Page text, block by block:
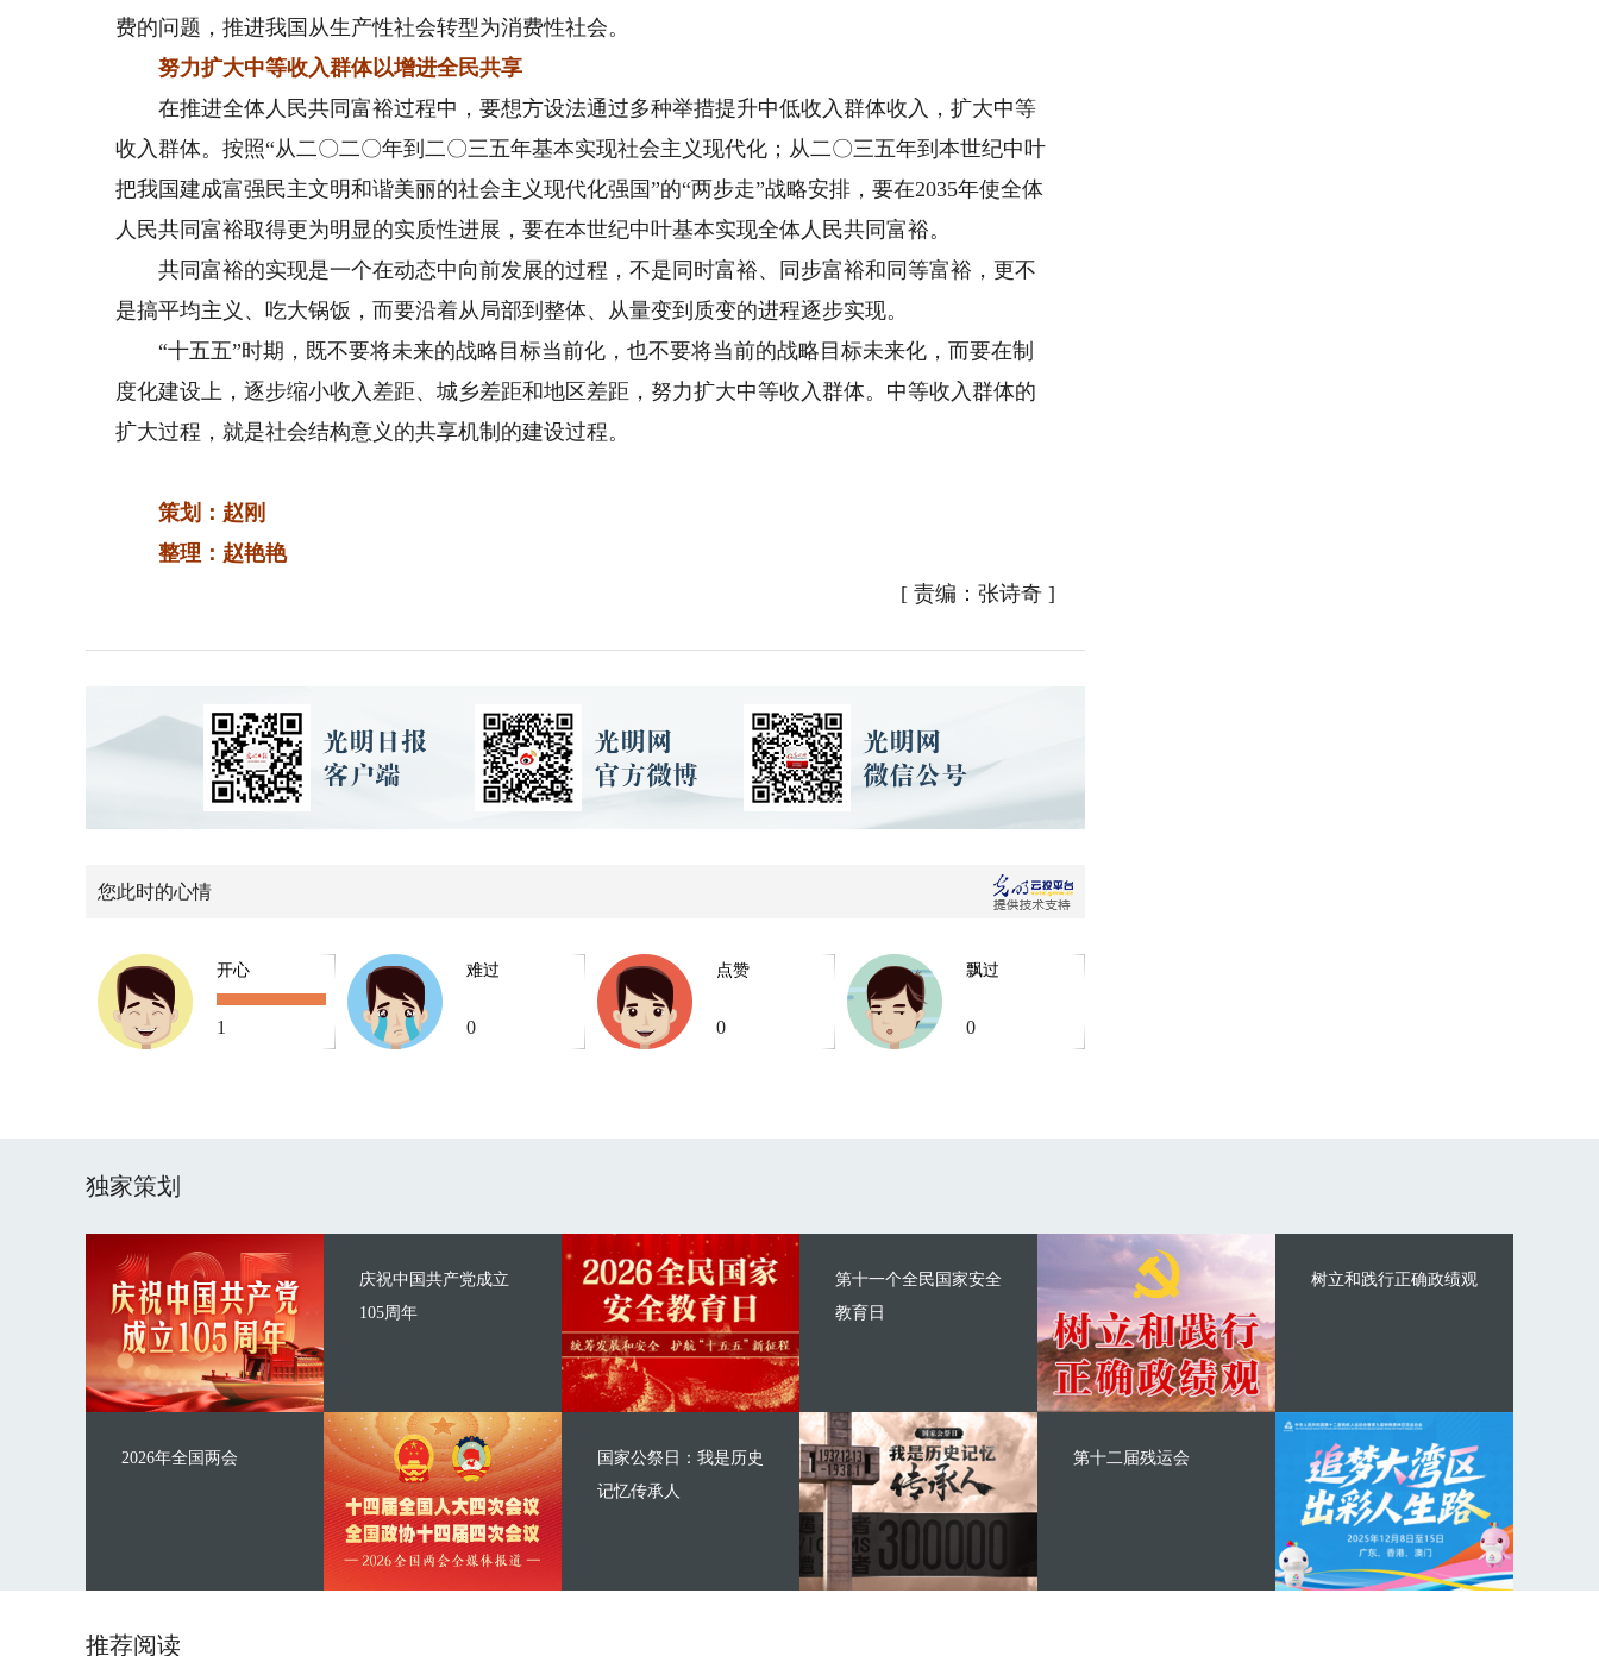
费的问题，推进我国从生产性社会转型为消费性社会。
努力扩大中等收入群体以增进全民共享
在推进全体人民共同富裕过程中，要想方设法通过多种举措提升中低收入群体收入，扩大中等
收入群体。按照“从二〇二〇年到二〇三五年基本实现社会主义现代化；从二〇三五年到本世纪中叶
把我国建成富强民主文明和谐美丽的社会主义现代化强国”的“两步走”战略安排，要在2035年使全体
人民共同富裕取得更为明显的实质性进展，要在本世纪中叶基本实现全体人民共同富裕。
共同富裕的实现是一个在动态中向前发展的过程，不是同时富裕、同步富裕和同等富裕，更不
是搞平均主义、吃大锅饭，而要沿着从局部到整体、从量变到质变的进程逐步实现。
“十五五”时期，既不要将未来的战略目标当前化，也不要将当前的战略目标未来化，而要在制
度化建设上，逐步缩小收入差距、城乡差距和地区差距，努力扩大中等收入群体。中等收入群体的
扩大过程，就是社会结构意义的共享机制的建设过程。
策划：赵刚
整理：赵艳艳
[ 责编：张诗奇]
您此时的心情
开心
1
难过
0
点赞
0
飘过
0
独家策划
庆祝中国共产党成立
105周年
2026年全国两会
第十一个全民国家安全
教育日
国家公祭日：我是历史
记忆传承人
树立和践行正确政绩观
第十二届残运会
推荐阅读